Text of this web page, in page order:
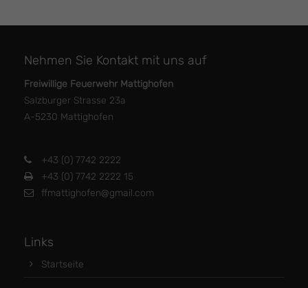
Nehmen Sie Kontakt mit uns auf
Freiwillige Feuerwehr Mattighofen
Salzburger Strasse 23a
A-5230 Mattighofen
+43 (0) 7742 2222
+43 (0) 7742 2222 15
ffmattighofen@gmail.com
Links
Startseite